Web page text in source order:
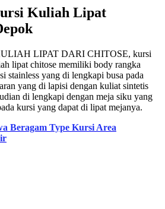
Kuliah Lipat
LIPAT DARI CHITOSE, kursi
lipat chitose memiliki body rangka
stainless yang di lengkapi busa pada
yang di lapisi dengan kuliat sintetis
di lengkapi dengan meja siku yang
kursi yang dapat di lipat mejanya.
Beragam Type Kursi Area